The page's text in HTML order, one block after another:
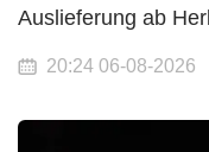
Auslieferung ab
20:24 06-08-2026